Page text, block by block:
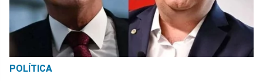
POLÍTICA